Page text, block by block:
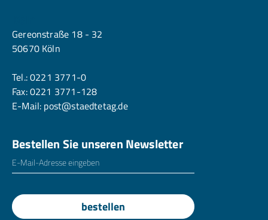
Gereonstraße 18 - 32
50670 Köln
Tel.:0221 3771-0
Fax: 0221 3771-128
E-Mail: post@staedtetag.de
Bestellen Sie unseren Newsletter
E-Mailadresse
bestellen